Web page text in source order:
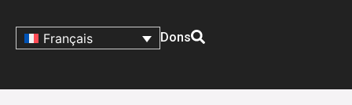
Français Dons